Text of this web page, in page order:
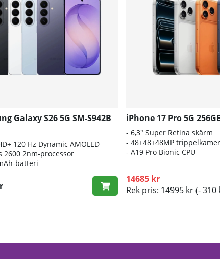
Galaxy S26 5G SM-S942B
120 Hz Dynamic AMOLED
2600 2nm-processor
batteri
iPhone 17 Pro 5G
- 6,3" Super Retina skärm
- 48+48+48MP
-A19 Pro Bionic CPU
14685 kr
Rek pris: 14995 kr(- 310